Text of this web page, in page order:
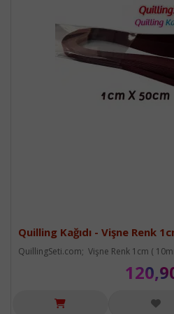
Quilling Kağıdı - Vişne Renk
QuillingSeti.com; Vişne Renk 1cm (